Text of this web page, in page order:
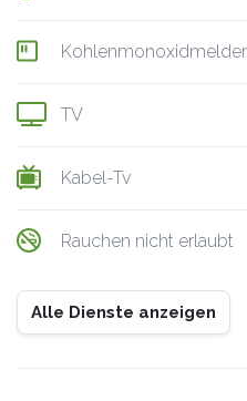
Kohlenmonoxidmelder
TV
Kabel-Tv
Rauchen nicht erlaubt
Alle Dienste anzeigen